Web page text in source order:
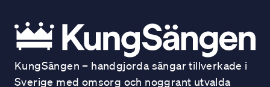
KungSängen – handgjorda sängar tillverkade i
Sverige med omsorg och noggrant utvalda